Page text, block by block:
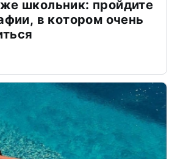
школьник: пройдите
в котором очень